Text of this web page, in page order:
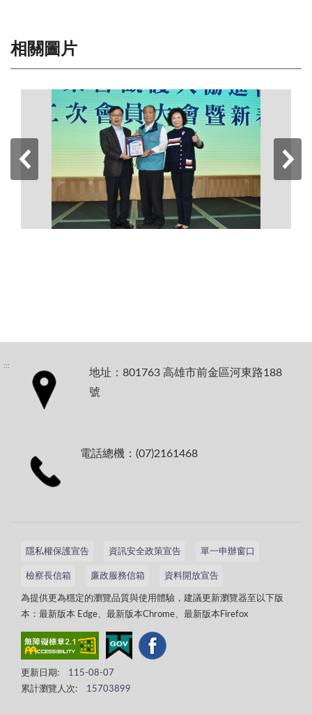
相關圖片
:::
地址：801763 高雄市前金區河東路188
號
電話總機：(07)2161468
隱私權保護宣告 資訊安全政策宣告 單一申辦窗口
檢察長信箱 廉政服務信箱 資料開放宣告
為提供更為穩定的瀏覽品質與使用體驗，建議更新瀏覽器至以下版
本：最新版本 Edge、最新版本Chrome、最新版本Firefox
更新日期:
115-08-07
累計瀏覽人次:
15703899